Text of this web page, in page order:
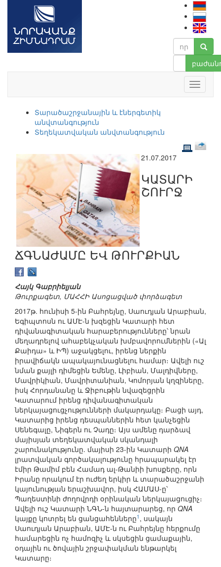
Տարածաշրջանային և էներգետիկ
անվտանգություն
Տեղեկատվական անվտանգություն
21.07.2017
ԿԱՏԱՐԻ
ՇՈՒՐՋ
ՃԳՆԱԺԱՄԸ ԵՎ ԹՈՒՐՔԻԱՆ
Հայկ Գաբրիելյան
Թուրքագետ, ՄԱՀՀԻ Ասոցացված փորձագետ
2017թ. հունիսի 5-ին Բահրեյնը, Սաուդյան Արաբիան,
Եգիպտոսն ու ԱՄԷ-ն խզեցին Կատարի հետ
դիվանագիտական հարաբերությունները՝ նրան
մեղադրելով ահաբեկչական խմբավորումներին («Ալ
Քաիդա» և ԻՊ) աջակցելու, իրենց ներքին
իրավիճակն ապակայունացնելու համար։ Ավելի ուշ
նման քայլի դիմեցին Եմենը, Լիբիան, Մալդիվները,
Մավրիկիան, Մավրիտանիան, Կոմորյան կղզիները,
իսկ Հորդանանը և Ջիբութին նվազեցրին
Կատարում իրենց դիվանագիտական
ներկայացուցչությունների մակարդակը։ Բացի այդ,
Կատարից իրենց դեսպաններին հետ կանչեցին
Սենեգալը, Նիգերն ու Չադը։ Այս ամենը դարձավ
մայիսյան տեղեկատվական սկանդալի
շարունակությունը. մայիսի 23-ին Կատարի QNA
լրատվական գործակալությունը հրապարակել էր
էմիր Թամիմ բեն Համադ ալ-Թանիի խոսքերը, որն
Իրանը որակում էր ուժեղ երկիր և տարածաշրջանի
կայունության երաշխավոր, իսկ ՀԱՄԱՍ-ը՝
Պաղեստինի ժողովրդի օրինական ներկայացուցիչ։
Ավելի ուշ Կատարի ՆԳՆ-ն հայտարարեց, որ QNA
կայքը կոտրել են ցանցահենները1 , սակայն
Սաուդյան Արաբիան, ԱՄԷ-ն ու Բահրեյնը հերքումը
համարեցին ոչ համոզիչ և սկսեցին ցամաքային,
օդային ու ծովային շրջափակման ենթարկել
Կատարը։